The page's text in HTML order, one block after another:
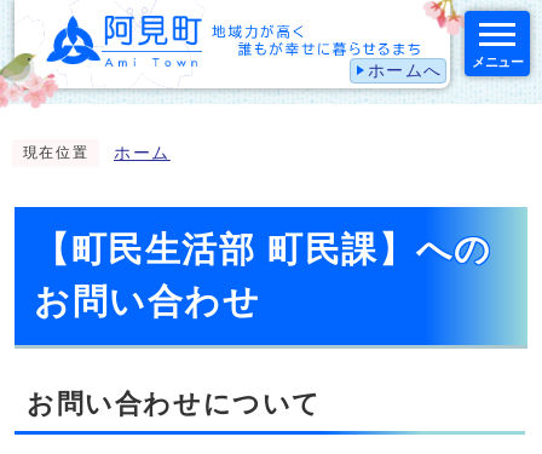
ホームへ メニュー
現在位置 ホーム
【町民生活部 町民課】への
お問い合わせ
お問い合わせについて